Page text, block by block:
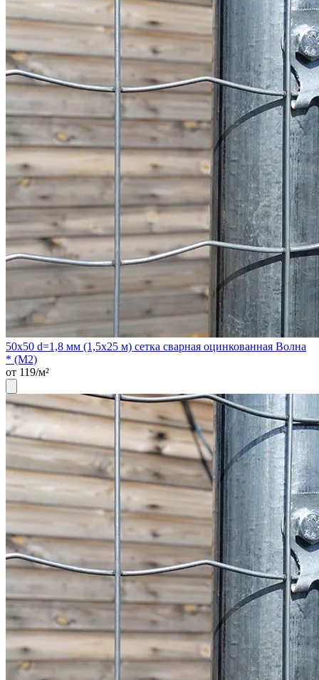
50х50 d=1,8 мм (1,5х25 м) сетка сварная оцинкованная Волна
* (М2)
от 119/м²